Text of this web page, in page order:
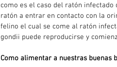
como es el caso del ratón
ratón a entrar en contacto con la
felino el cual se come al ratón
gondii puede reproducirse y
Como alimentar a nuestras buenas